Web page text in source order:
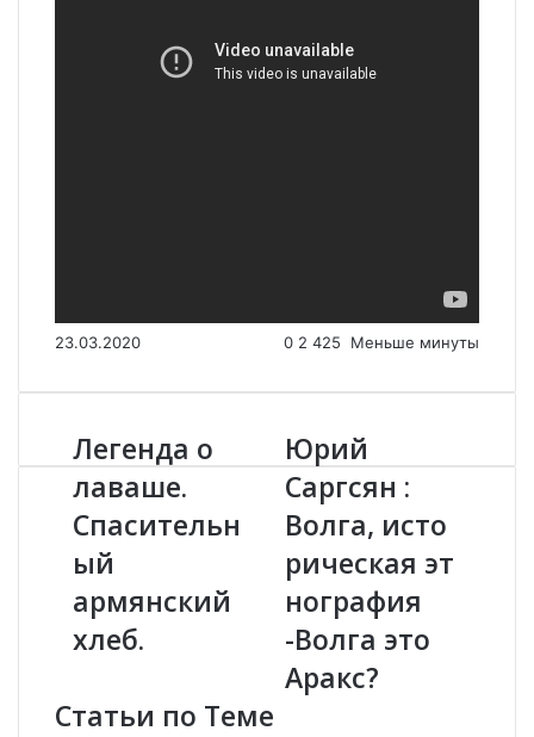
23.03.2020 0 2 425 Меньше минуты
Л
е
г
е
н
д
а
о
л
а
Легенда о
лаваше.
Спасительн
ый
армянский
хлеб.
Ю
р
и
й
С
а
р
г
с
я
н
Юрий
Саргсян :
Волга, исто
рическая эт
нография
-Волга это
Аракс?
Статьи по Теме